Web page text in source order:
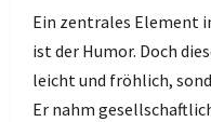
Ein zentrales Element
ist der Humor. Doch
leicht und fröhlich,
Er nahm